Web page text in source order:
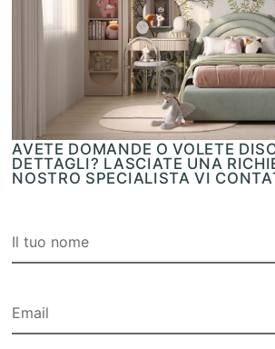
AVETE DOMANDE O VOLETE
DETTAGLI? LASCIATE UNA
NOSTRO SPECIALISTA VI